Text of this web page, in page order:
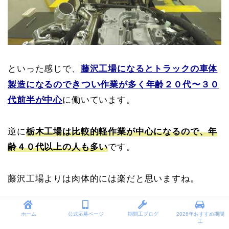
といった感じで、 藤沢工場になるとトラックの車体
製造になるのできつい作業が多く年齢２０代〜３０
代前半が中心に働いています。
逆に栃木工場は比較的軽作業が中心になるので、年
齢４０代以上の人も多いです。
藤沢工場よりは肉体的には楽だと思いますね。
ホーム 公式応募ページ 期間工ブログ
2026年おすすめ期間
工